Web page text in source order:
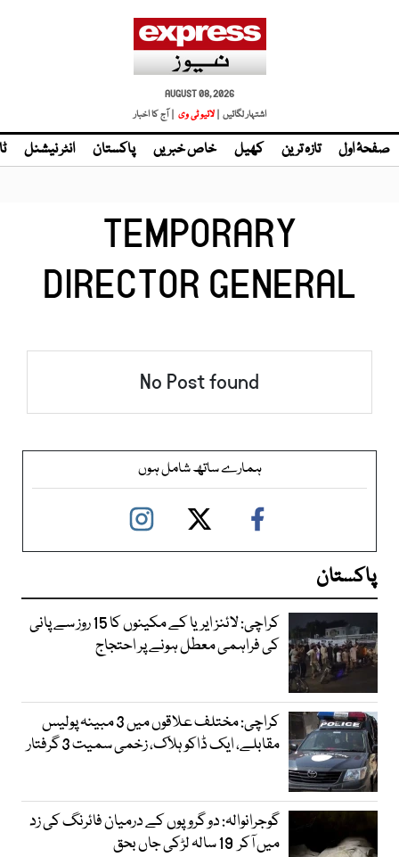
AUGUST 08, 2026
اشتہار لگائیں | لائیو ٹی وی | آج کا اخبار
صفحۂ اول تازہ ترین کھیل خاص خبریں پاکستان انٹر نیشنل
TEMPORARY
DIRECTOR GENERAL
No Post found
ہمارے ساتھ شامل ہوں
پاکستان
کراچی: لائنز ایریا کے مکینوں کا 15 روز سے پانی
کی فراہمی معطل ہونے پر احتجاج
کراچی: مختلف علاقوں میں 3 مبینہ پولیس
مقابلے، ایک ڈاکو ہلاک، زخمی سمیت 3 گرفتار
گوجرانوالہ: دو گروپوں کے درمیان فائرنگ کی زد
میں آکر 19 سالہ لڑکی جاں بحق